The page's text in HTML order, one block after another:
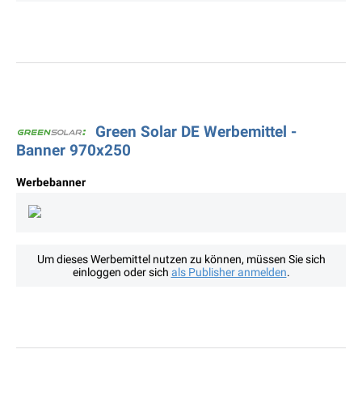
Green Solar DE Werbemittel -
Banner 970x250
Werbebanner
Um dieses Werbemittel nutzen zu können, müssen Sie sich
einloggen oder sich als Publisher anmelden.